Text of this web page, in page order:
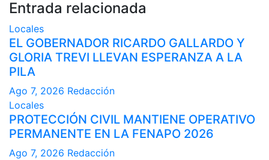
Entrada relacionada
Locales
EL GOBERNADOR RICARDO GALLARDO Y
GLORIA TREVI LLEVAN ESPERANZA A LA
PILA
Ago 7, 2026 Redacción
Locales
PROTECCIÓN CIVIL MANTIENE OPERATIVO
PERMANENTE EN LA FENAPO 2026
Ago 7, 2026 Redacción